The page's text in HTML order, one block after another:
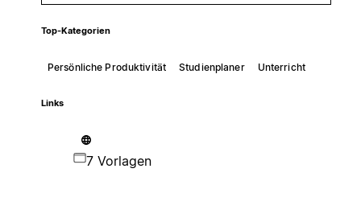
Top-Kategorien
Persönliche Produktivität Studienplaner Unterricht
Links
7 Vorlagen